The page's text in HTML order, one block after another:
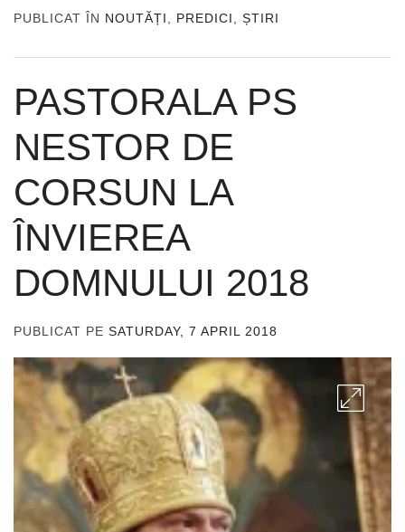
PUBLICAT ÎN NOUTĂȚI PREDICI ȘTIRI
PASTORALA PS
NESTOR DE
CORSUN LA
ÎNVIEREA
DOMNULUI 2018
PUBLICAT PE SATURDAY, 7 APRIL 2018